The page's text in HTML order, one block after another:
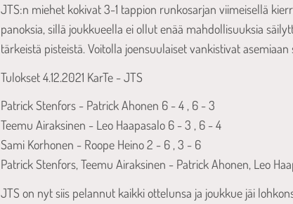
JTS:n miehet kokivat 3-1 tappion runkosarjan viimeisellä
panoksia, sillä joukkueella ei ollut enää mahdollisuuksia
tärkeistä pisteistä. Voitolla joensuulaiset vankistivat
Tulokset 4.12.2021 KarTe - JTS
Patrick Stenfors - Patrick Ahonen 6 - 4 , 6 - 3
Teemu Airaksinen - Leo Haapasalo 6 - 3 , 6 - 4
Sami Korhonen - Roope Heino 2 - 6 , 3 - 6
Patrick Stenfors, Teemu Airaksinen - Patrick Ahonen, Leo
JTS on nyt siis pelannut kaikki ottelunsa ja joukkue jäi